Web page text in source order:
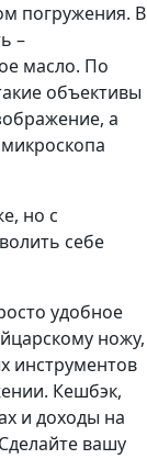
погружения. В
–
масло. По
объективы
а
но с
себе
удобное
ножу,
инструментов
Кешбэк,
и доходы на
вашу